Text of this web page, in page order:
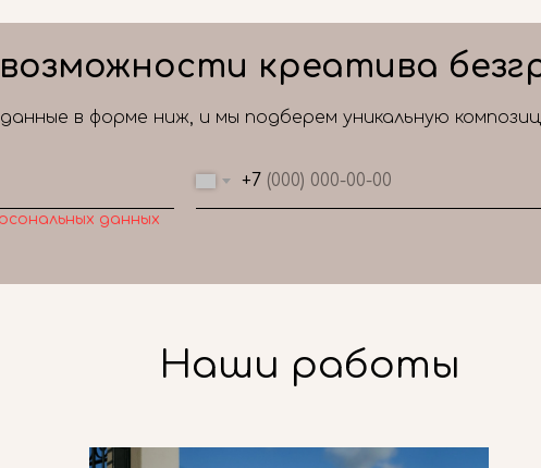
+7
данных
креатива
в форме ниж, и мы подберем уникальную
Наши работы